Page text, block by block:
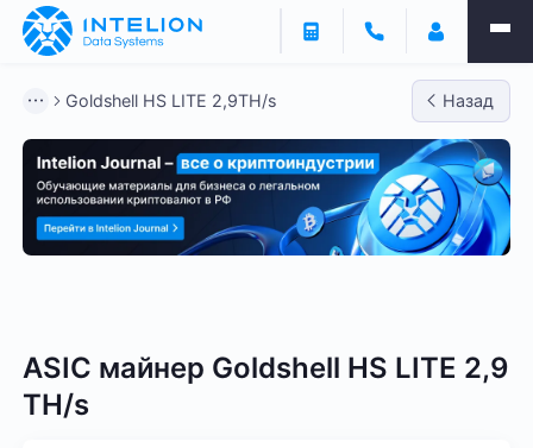
Goldshell HS LITE 2,9TH/s Назад
ASIC майнер Goldshell HS LITE 2,9
TH/s